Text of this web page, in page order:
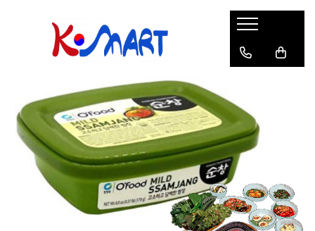
Ramyunㅣ라면
Cupă
Snacksㅣ과자
Crackers
Alge
Gustări Tradiționale
Sosuriㅣ소스
Sos pentru Marinat
Sos Picant
Altele
Gata Preparatㅣ가공식품
Altele
Garnituri
Kimchi
Ingredienteㅣ재료
Condimente
Făină
Mix
Bază de Supă
K-POPㅣ케이팝
ATEEZ
Black Pink
IU
Băuturiㅣ음료
Cafea
Ceai
Clasic
Borcan
Perle de Tapioca
Deserturiㅣ디저트
Prăjituri
Mochi
Bomboane
Caramele